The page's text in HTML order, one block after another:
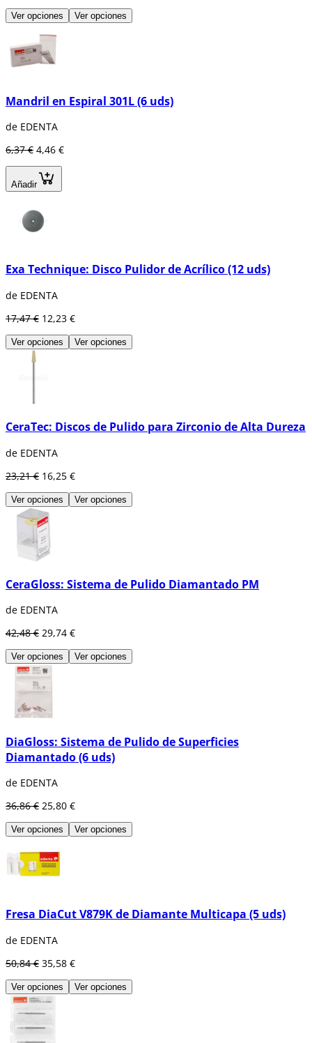
Ver opciones Ver opciones
Mandril en Espiral 301L (6 uds)
de EDENTA
6,37 € 4,46 €
Añadir
Exa Technique: Disco Pulidor de Acrílico (12 uds)
de EDENTA
17,47 € 12,23 €
Ver opciones Ver opciones
CeraTec: Discos de Pulido para Zirconio de Alta Dureza
de EDENTA
23,21 € 16,25 €
Ver opciones Ver opciones
CeraGloss: Sistema de Pulido Diamantado PM
de EDENTA
42,48 € 29,74 €
Ver opciones Ver opciones
DiaGloss: Sistema de Pulido de Superficies
Diamantado (6 uds)
de EDENTA
36,86 € 25,80 €
Ver opciones Ver opciones
Fresa DiaCut V879K de Diamante Multicapa (5 uds)
de EDENTA
50,84 € 35,58 €
Ver opciones Ver opciones